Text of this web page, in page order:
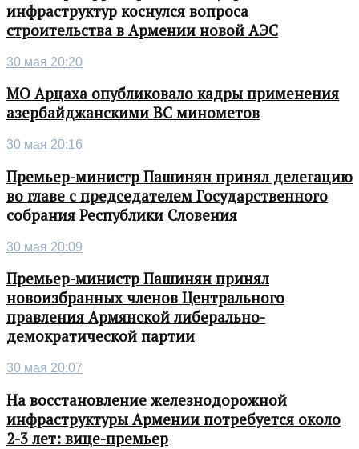
инфраструктур коснулся вопроса
строительства в Армении новой АЭС
30 мая 20:20
МО Арцаха опубликовало кадры применения
азербайджанскими ВС минометов
30 мая 20:16
Премьер-министр Пашинян принял делегацию
во главе с председателем Государственного
собрания Республики Словения
30 мая 20:09
Премьер-министр Пашинян принял
новоизбранных членов Центрального
правления Армянской либерально-
демократической партии
30 мая 20:07
На восстановление железнодорожной
инфраструктуры Армении потребуется около
2-3 лет: вице-премьер